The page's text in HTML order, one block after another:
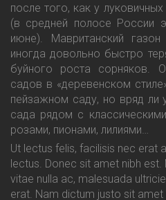
после того, как у
(в средней полосе России
июне). Мавританский
иногда довольно быстро
буйного роста сорняков.
садов в «деревенском
пейзажном саду, но вряд ли
сада рядом с
розами, пионами, лилиями…
Ut lectus felis, facilisis nec erat
lectus. Donec sit amet nibh
vitae nulla ac, malesuada
erat. Nam dictum justo sit